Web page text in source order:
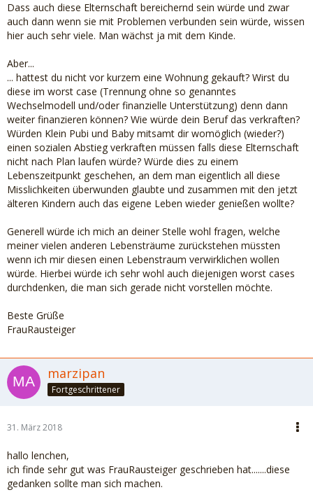
Dass auch diese Elternschaft bereichernd sein würde und zwar
auch dann wenn sie mit Problemen verbunden sein würde, wissen
hier auch sehr viele. Man wächst ja mit dem Kinde.
Aber...
... hattest du nicht vor kurzem eine Wohnung gekauft? Wirst du
diese im worst case (Trennung ohne so genanntes
Wechselmodell und/oder finanzielle Unterstützung) denn dann
weiter finanzieren können? Wie würde dein Beruf das verkraften?
Würden Klein Pubi und Baby mitsamt dir womöglich (wieder?)
einen sozialen Abstieg verkraften müssen falls diese Elternschaft
nicht nach Plan laufen würde? Würde dies zu einem
Lebenszeitpunkt geschehen, an dem man eigentlich all diese
Misslichkeiten überwunden glaubte und zusammen mit den jetzt
älteren Kindern auch das eigene Leben wieder genießen wollte?
Generell würde ich mich an deiner Stelle wohl fragen, welche
meiner vielen anderen Lebensträume zurückstehen müssten
wenn ich mir diesen einen Lebenstraum verwirklichen wollen
würde. Hierbei würde ich sehr wohl auch diejenigen worst cases
durchdenken, die man sich gerade nicht vorstellen möchte.
Beste Grüße
FrauRausteiger
marzipan
Fortgeschrittener
31. März 2018
hallo lenchen,
ich finde sehr gut was FrauRausteiger geschrieben hat.......diese
gedanken sollte man sich machen.